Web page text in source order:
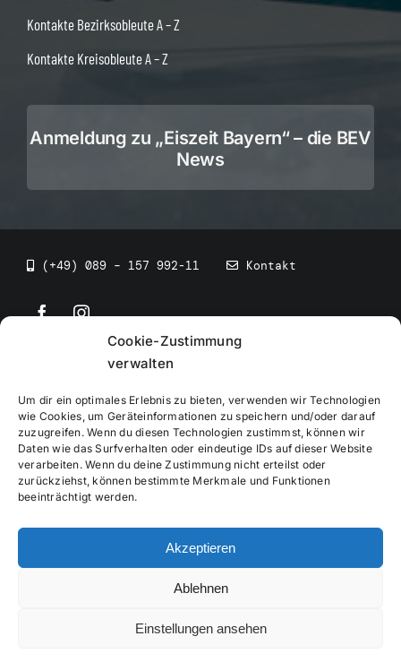
Cookie-Zustimmung
verwalten
Um dir ein optimales Erlebnis zu bieten, verwenden wir Technologien
wie Cookies, um Geräteinformationen zu speichern und/oder darauf
zuzugreifen. Wenn du diesen Technologien zustimmst, können wir
Daten wie das Surfverhalten oder eindeutige IDs auf dieser Website
verarbeiten. Wenn du deine Zustimmung nicht erteilst oder
zurückziehst, können bestimmte Merkmale und Funktionen
beeinträchtigt werden.
Akzeptieren
Ablehnen
Einstellungen ansehen
Kontakte Bezirksobleute A – Z
Kontakte Kreisobleute A – Z
Anmeldung zu „Eiszeit Bayern“ – die BEV
News
(+49) 089 – 157 992-11 Kontakt
• BEV Bayerischer Eissportverband
Impressum
Datenschutzerklärung